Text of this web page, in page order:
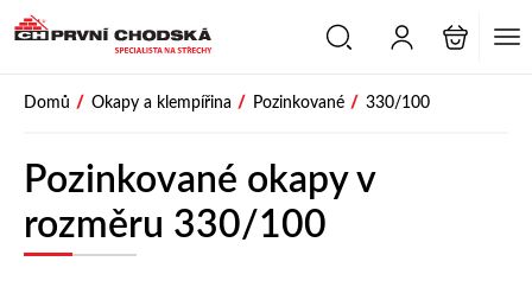
Domů / Okapy a klempířina / Pozinkované / 330/100
Pozinkované okapy v
rozměru 330/100